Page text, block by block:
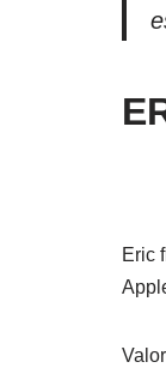
Eric